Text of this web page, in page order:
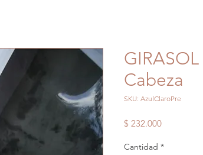
Cabeza
SKU: AzulClaroPre
$ 232.000Precio
Cantidad *